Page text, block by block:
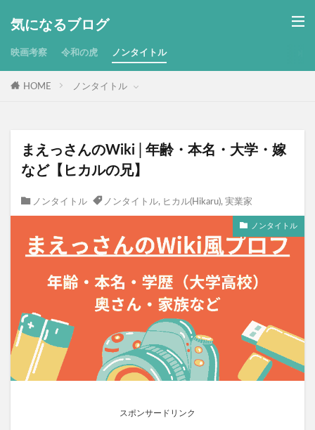
気になるブログ
映画考察 令和の虎 ノンタイトル
HOME ノンタイトル
まえっさんのWiki│年齢・本名・大学・嫁
など【ヒカルの兄】
ノンタイトル ノンタイトル, ヒカル(Hikaru), 実業家
ノンタイトル
スポンサードリンク